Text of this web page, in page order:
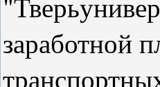
заработной